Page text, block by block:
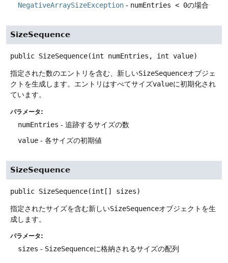
NegativeArraySizeException - numEntries < 0の場合
SizeSequence
public SizeSequence(int numEntries, int value)
指定された数のエントリを含む、新しいSizeSequenceオブジェ
クトを生成します。エントリはすべてサイズvalueに初期化され
ています。
パラメータ:
numEntries - 追跡するサイズの数
value - 各サイズの初期値
SizeSequence
public SizeSequence(int[] sizes)
指定されたサイズを含む新しいSizeSequenceオブジェクトを生
成します。
パラメータ:
sizes - SizeSequenceに格納されるサイズの配列